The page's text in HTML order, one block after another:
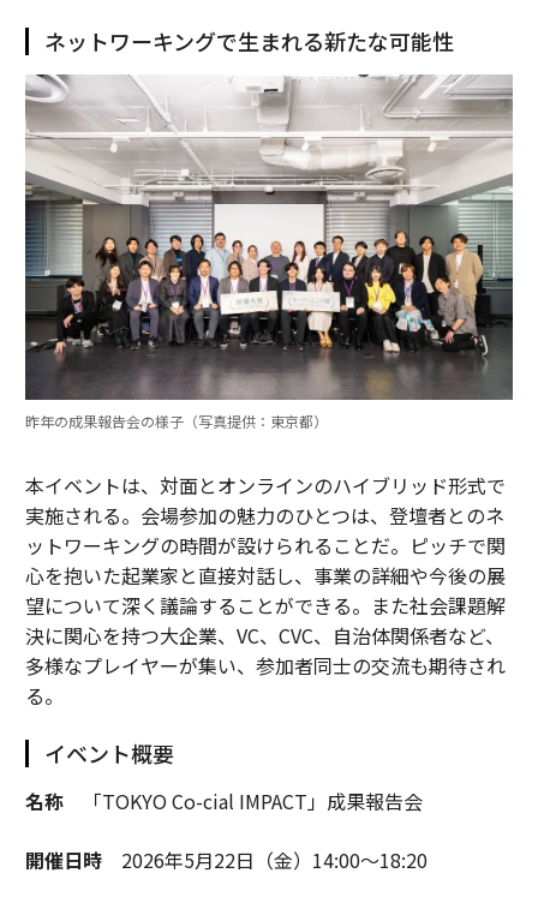
ネットワーキングで生まれる新たな可能性
昨年の成果報告会の様子（写真提供：東京都）
本イベントは、対面とオンラインのハイブリッド形式で
実施される。会場参加の魅力のひとつは、登壇者とのネ
ットワーキングの時間が設けられることだ。ピッチで関
心を抱いた起業家と直接対話し、事業の詳細や今後の展
望について深く議論することができる。また社会課題解
決に関心を持つ大企業、VC、CVC、自治体関係者など、
多様なプレイヤーが集い、参加者同士の交流も期待され
る。
イベント概要
名称「TOKYO Co-cial IMPACT」成果報告会
開催日時2026年5月22日（金）14:00～18:20